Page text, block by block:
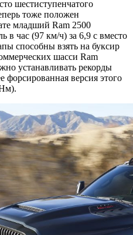
шестиступенчатого
тоже положен
младший Ram 2500
в час (97 км/ч) за 6,9 с вместо
способны взять на буксир
шасси Ram
устанавливать рекорды
форсированная версия этого